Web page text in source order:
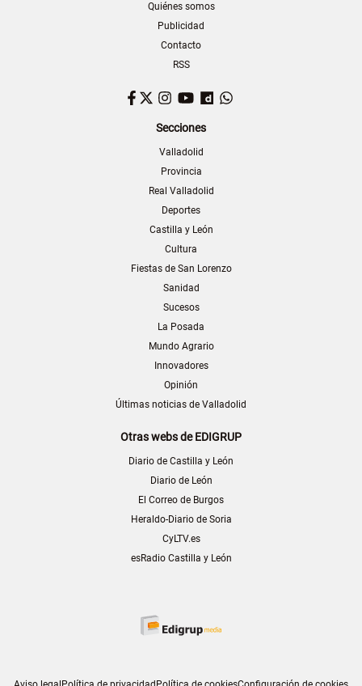
Quiénes somos
Publicidad
Contacto
RSS
Facebook
TwitterInstagram
YouTubeDailymotion
Secciones
Valladolid
Provincia
Real Valladolid
Deportes
Castilla y León
Cultura
Fiestas de San Lorenzo
Sanidad
Sucesos
La Posada
Mundo Agrario
Innovadores
Opinión
Últimas noticias de Valladolid
Otras webs de EDIGRUP
Diario de Castilla y León
Diario de León
El Correo de Burgos
Heraldo-Diario de Soria
CyLTV.es
esRadio Castilla y León